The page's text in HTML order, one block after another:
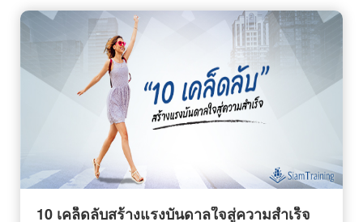
หาความรู้ดีกว่า ที่สำคัญการไม่มีอคติต้องพิจารณาให้
ละเอียดถี่ถ้วน เพื่อไม่ให้เป็นโทษแก่ผู้อื่น 6.มีมารยาทในการ
ฟังมารยาทในการฟังที่ดี ต้องรู้จักเคารพผู้พูด และคนรอบ
ข้าง โดยการแสดงความกระตือรือร้นที่จะฟัง ตั้งคำถามตาม
ความเหมาะสม ยอมรับฟังความคิดเห็นที่แตกต่างกันออกไป
และต้องไม่ใช้อารมณ์หรือนิสัยส่วนตัวมาตัดสินเรื่องต่างๆ
ในห้องสัมมนาด้วย 7.มีความประสงค์ที่แน่นอนเมื่อคุณเลือก
ที่จะเข้าสัมมนาเพื่อไปหาความรู้ นั่นคือความประสงค์ของ
คุณ ดังนั้น ต้องพยายามฟังให้ได้ตามความจุดหมายมากที่สุด
โดยใช้วิจารณญาณเลือกฟังแต่เรื่องที่ควรฟังและหลีกเลี่ยง
เรื่องที่ไม่เหมาะสม รู้จักแยกแยะส่วนที่เป็นข้อเท็จจริงและ
ความคิดเห็น รู้จักใช้เหตุผลประกอบในการแสดงความเห็น
โดยต้องรู้จักใช้ศิลปะในการฟังด้วย 8.แยกแยะข้อเท็จจริง
ในการเป็นผู้นำเป็นตัวบ่งชี้ ความน่าเชื่อถือและความพึง
พอใจของพนักงาน ผู้นำที่ดีต้องไม่กลัวที่จะถูกท้าทายด้วย
อุปสรรคปัญหาใหม่ๆ 3.ความเห็นอกเห็นใจผู้นำที่ดีจะใช้
ความเห็นอกเห็นใจในการรับรู้ ถึงความต้องการของผู้ที่พวก
เขาเป็นผู้นำและตัดสินใจเลือกแนวทางที่จะเป็นประโยชน์
สูงสุดแก่บุคคลและทีมงาน 4.กล้าหาญผู้นำต้องกล้าที่จะ
ตัดสินใจในทันที ไม่แสดงท่าทีลังเลหรือขาดความมั่นใจ
ความกล้าหาญของผู้นำจะสร้างขวัญกำลังใจให้กับลูกทีมได้
ดี 5.มีความยืดหยุ่นผู้นำที่ดีสามารถยืดหยุ่นได้ พวกเขาปรับ
เปลี่ยนตนเอง ตามสถานการณ์บริบทและสถานการณ์ที่พวก
เขาพบ พวกเขายินดีต้อนรับแนวคิดใหม่ๆและยอมรับ การ
จริงกับคนของพวกเขา ความซื่อสัตย์เป็นเรื่องของความ
10 เคล็ดลับสร้างแรงบันดาลใจสู่ความสำเร็จ